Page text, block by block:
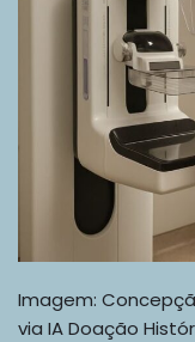
Imagem:
via IA Doação